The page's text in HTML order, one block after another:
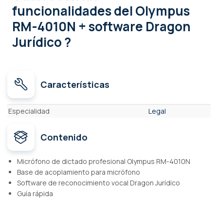
funcionalidadesdel Olympus
RM-4010N + software Dragon
Jurídico ?
Características
Características
Especialidad Legal
Contenido
Micrófono de dictado profesional Olympus RM-4010N
Base de acoplamiento para micrófono
Software de reconocimiento vocal Dragon Jurídico
Guía rápida